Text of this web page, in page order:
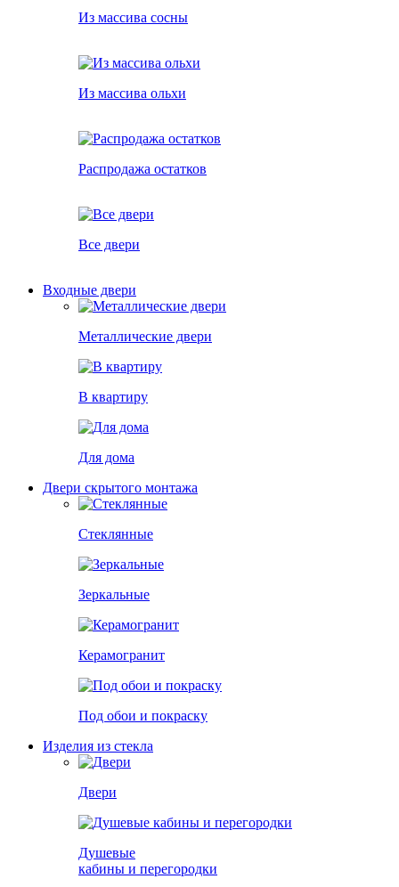
Из массива сосны
Из массива ольхи
Распродажа остатков
Все двери
Входные двери
Металлические двери
В квартиру
Для дома
Двери скрытого монтажа
Стеклянные
Зеркальные
Керамогранит
Под обои и покраску
Изделия из стекла
Двери
Душевые
кабины и перегородки